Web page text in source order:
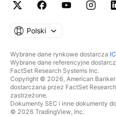
Polski
Wybrane dane rynkowe dostarcza
Wybrane dane referencyjne
FactSet Research Systems Inc.
Copyright © 2026, American
dostarczana przez FactSet
zastrzeżone.
Dokumenty SEC i inne dokumenty
© 2026 TradingView, Inc.